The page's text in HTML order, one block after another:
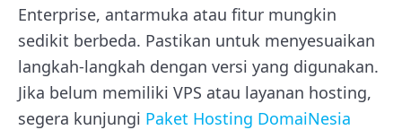
Enterprise, antarmuka atau fitur mungkin
sedikit berbeda. Pastikan untuk menyesuaikan
langkah-langkah dengan versi yang digunakan.
Jika belum memiliki VPS atau layanan hosting,
segera kunjungi Paket Hosting DomaiNesia